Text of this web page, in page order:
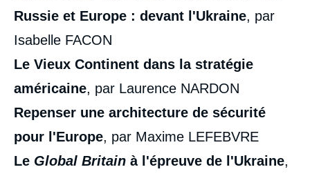
Russie et Europe : devant l'Ukraine, par
Isabelle FACON
Le Vieux Continent dans la stratégie
américaine, par Laurence NARDON
Repenser une architecture de sécurité
pour l'Europe, par Maxime LEFEBVRE
Le Global Britain à l'épreuve de l'Ukraine,